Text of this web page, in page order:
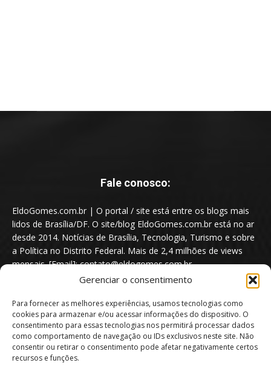
Gerenciar o consentimento
Para fornecer as melhores experiências, usamos tecnologias como
cookies para armazenar e/ou acessar informações do dispositivo. O
consentimento para essas tecnologias nos permitirá processar dados
como comportamento de navegação ou IDs exclusivos neste site. Não
consentir ou retirar o consentimento pode afetar negativamente certos
recursos e funções.
Fale conosco:
EldoGomes.com.br | O portal / site está entre os blogs mais
lidos de Brasília/DF. O site/blog EldoGomes.com.br está no ar
desde 2014. Notícias de Brasília, Tecnologia, Turismo e sobre
a Política no Distrito Federal. Mais de 2,4 milhões de views
mensais. [Email]: contato@eldogomes.com.br